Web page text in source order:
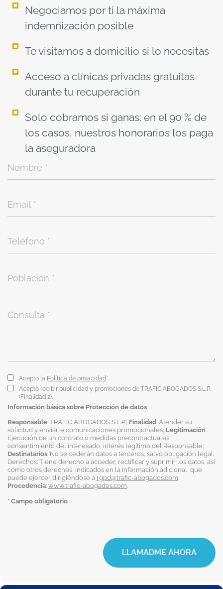
Negociamos por ti la máxima
indemnización posible
Te visitamos a domicilio si lo necesitas
Acceso a clínicas privadas gratuitas
durante tu recuperación
Solo cobramos si ganas: en el 90 % de
los casos, nuestros honorarios los paga
la aseguradora
Acepto la Política de privacidad*.
Acepto recibir publicidad y promociones de TRAFIC ABOGADOS S.L.P.
(Finalidad 2).
Información básica sobre Protección de datos
Responsable: TRAFIC ABOGADOS S.L.P.; Finalidad: Atender su
solicitud y enviarle comunicaciones promocionales; Legitimación:
Ejecución de un contrato o medidas precontractuales,
consentimiento del interesado, interés legítimo del Responsable;
Destinatarios: No se cederán datos a terceros, salvo obligación legal;
Derechos: Tiene derecho a acceder, rectificar y suprimir los datos, así
como otros derechos, indicados en la información adicional, que
puede ejercer dirigiéndose a rgpd@trafic-abogados.com;
Procedencia: www.trafic-abogados.com.
* Campo obligatorio
LLAMADME AHORA